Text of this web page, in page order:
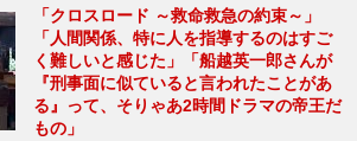
「クロスロード ～救命救急の約束～」
「人間関係、特に人を指導するのはすご
く難しいと感じた」「船越英一郎さんが
『刑事面に似ていると言われたことがあ
る』って、そりゃあ2時間ドラマの帝王だ
もの」